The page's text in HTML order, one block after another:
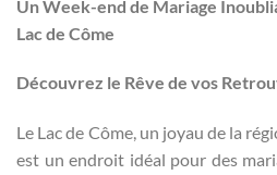
Un Week-end de Mariage
Lac de Côme
Découvrez le Rêve de vos
Le Lac de Côme, un joyau de la
est un endroit idéal pour des